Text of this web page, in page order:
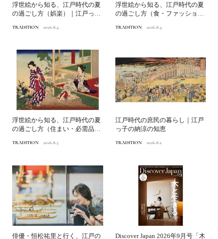
浮世絵から知る、江戸時代の夏
の過ごし方（娯楽）｜江戸っ子
TRADITION 2026.8.4
浮世絵から知る、江戸時代の夏
の過ごし方（食・ファッショ
TRADITION 2026.8.4
浮世絵から知る、江戸時代の夏
の過ごし方（住まい・必需品）
TRADITION 2026.8.3
江戸時代の庶民の暮らし｜江戸
っ子の納涼の知恵
TRADITION 2026.8.2
俳優・恒松祐里と行く、江戸の Discover Japan 2026年9月号「木